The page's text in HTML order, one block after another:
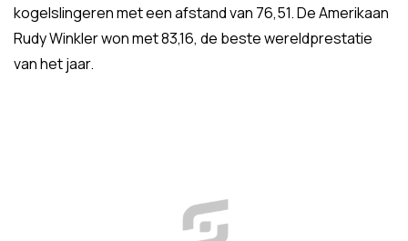
kogelslingeren met een afstand van 76,51. De Amerikaan
Rudy Winkler won met 83,16, de beste wereldprestatie
van het jaar.